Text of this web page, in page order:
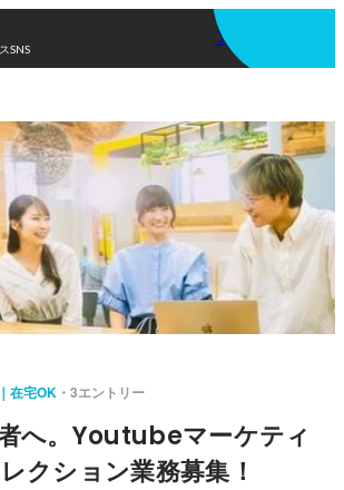
SNS
アプリを使う
在宅OK 3エントリー
へ。Youtubeマーケティ
クション業務募集！